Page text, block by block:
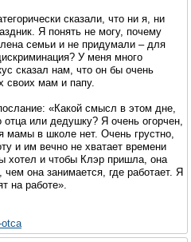
сказали, что ни я, ни
Я понять не могу, почему
семьи и не придумали – для
У меня много
сказал нам, что он бы очень
своих мам и папу.
«Какой смысл в этом дне,
или дедушку? Я очень огорчен,
мамы в школе нет. Очень грустно,
и им вечно не хватает времени
хотел и чтобы Клэр пришла, она
она занимается, где работает. Я
на работе».